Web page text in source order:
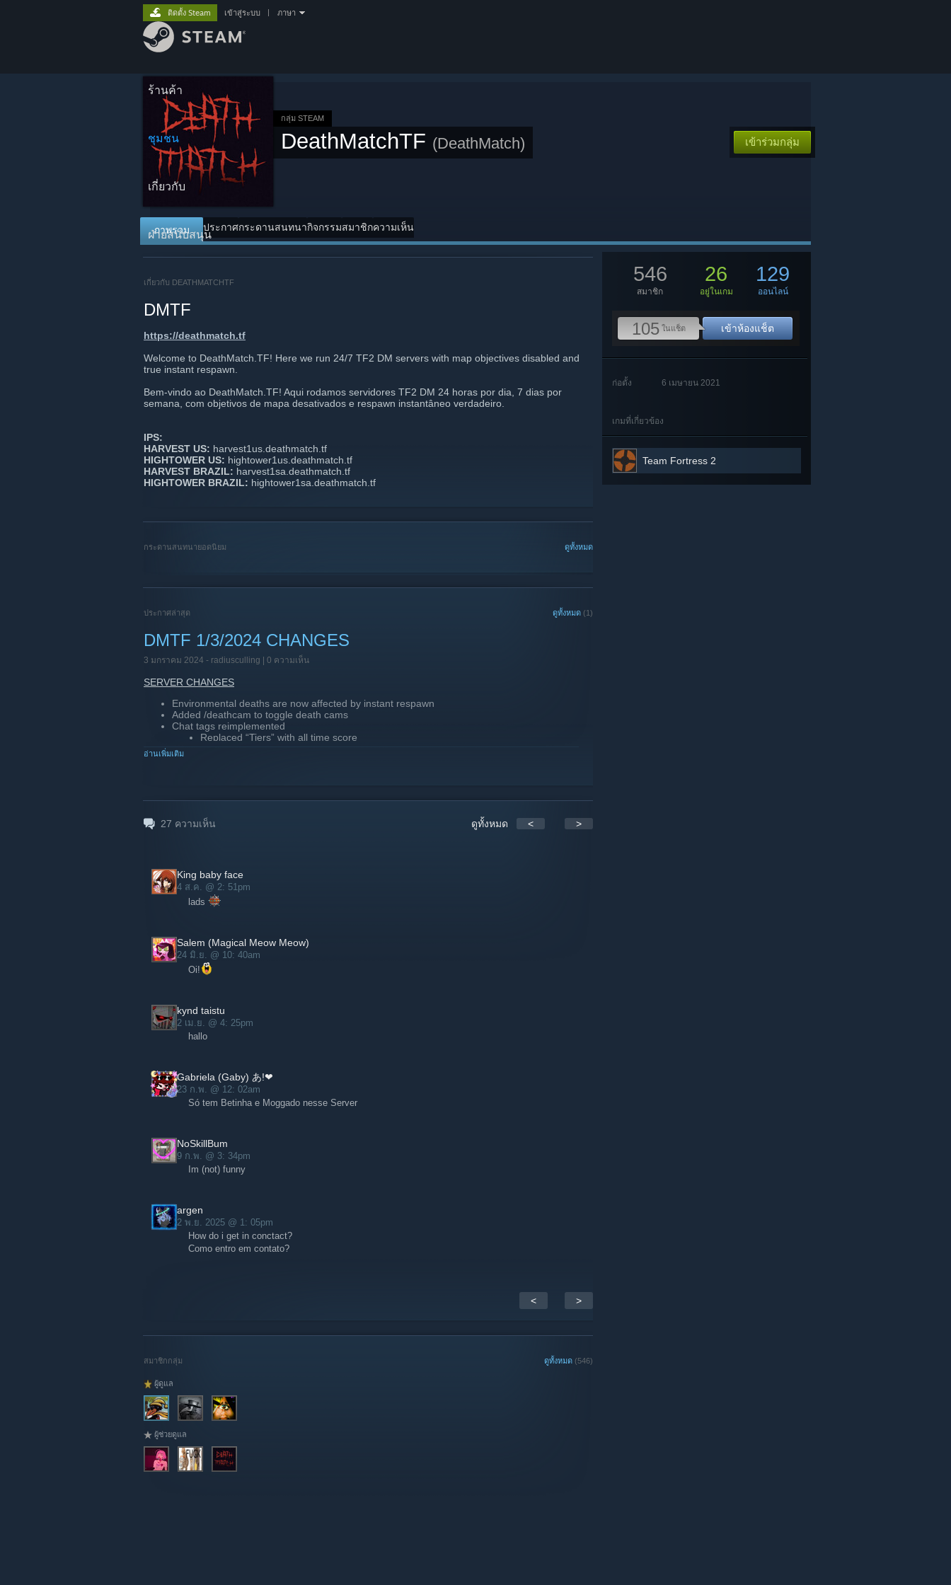
ร้านค้า
ชุมชน
เกี่ยวกับ
ฝ่ายสนับสนุน
ติดตั้ง Steam เข้าสู่ระบบ ภาษา
กลุ่ม STEAM
DeathMatchTF (DeathMatch) เข้าร่วมกลุ่ม
ภาพรวม ประกาศกระดานสนทนากิจกรรมสมาชิกความเห็น
เกี่ยวกับ DEATHMATCHTF
DMTF
https://deathmatch.tf
Welcome to DeathMatch.TF! Here we run 24/7 TF2 DM servers with map objectives disabled and
true instant respawn.
Bem-vindo ao DeathMatch.TF! Aqui rodamos servidores TF2 DM 24 horas por dia, 7 dias por
semana, com objetivos de mapa desativados e respawn instantâneo verdadeiro.
IPS:
HARVEST US: harvest1us.deathmatch.tf
HIGHTOWER US: hightower1us.deathmatch.tf
HARVEST BRAZIL: harvest1sa.deathmatch.tf
HIGHTOWER BRAZIL: hightower1sa.deathmatch.tf
ดูทั้งหมด
กระดานสนทนายอดนิยม
ดูทั้งหมด (1)
ประกาศล่าสุด
DMTF 1/3/2024 CHANGES
3 มกราคม 2024 - radiusculling | 0 ความเห็น
SERVER CHANGES
Environmental deaths are now affected by instant respawn
Added /deathcam to toggle death cams
Chat tags reimplemented
Replaced “Tiers” with all time score
Updated leaderboard
Daily leaderboard
อ่านเพิ่มเติม
27 ความเห็น ดูทั้งหมด < >
King baby face
4 ส.ค. @ 2: 51pm
lads
Salem (Magical Meow Meow)
24 มิ.ย. @ 10: 40am
Oi!
kynd taistu
2 เม.ย. @ 4: 25pm
hallo
Gabriela (Gaby) あ!❤
23 ก.พ. @ 12: 02am
Só tem Betinha e Moggado nesse Server
NoSkillBum
9 ก.พ. @ 3: 34pm
Im (not) funny
argen
2 พ.ย. 2025 @ 1: 05pm
How do i get in conctact?
Como entro em contato?
< >
ดูทั้งหมด (546)
สมาชิกกลุ่ม
ผู้ดูแล
ผู้ช่วยดูแล
546
สมาชิก
26
อยู่ในเกม
129
ออนไลน์
105 ในแช็ต เข้าห้องแช็ต
ก่อตั้ง 6 เมษายน 2021
เกมที่เกี่ยวข้อง
Team Fortress 2